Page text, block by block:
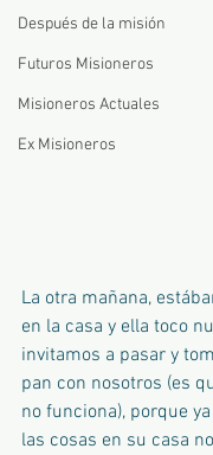
Después de la misión
Futuros Misioneros
Misioneros Actuales
Ex Misioneros
La otra mañana,
en la casa y ella toco
invitamos a pasar y
pan con nosotros (es
no funciona), porque
las cosas en su casa